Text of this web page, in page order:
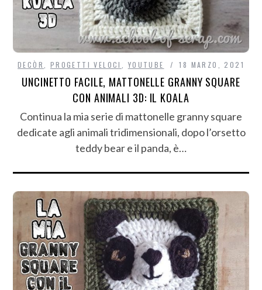
DECÒR PROGETTI VELOCI YOUTUBE 18 MARZO, 2021
UNCINETTO FACILE, MATTONELLE GRANNY SQUARE
CON ANIMALI 3D: IL KOALA
Continua la mia serie di mattonelle granny square
dedicate agli animali tridimensionali, dopo l’orsetto
teddy bear e il panda, è…